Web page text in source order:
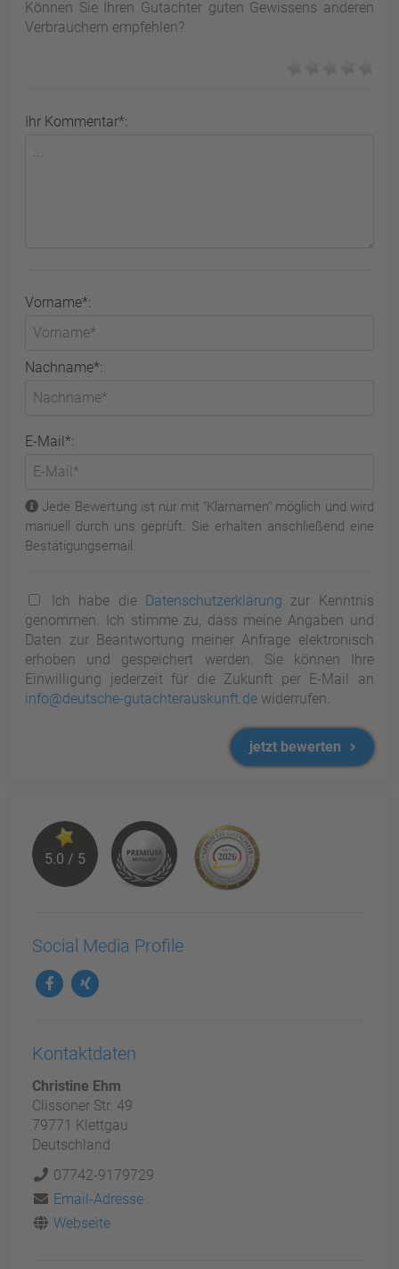
Können Sie Ihren Gutachter guten Gewissens anderen
Verbrauchern empfehlen?
Ihr Kommentar*:
Vorname*:
Nachname*:
E-Mail*:
Jede Bewertung ist nur mit "Klarnamen" möglich und wird
manuell durch uns geprüft. Sie erhalten anschließend eine
Bestätigungsemail.
Ich habe die Datenschutzerklärung zur Kenntnis
genommen. Ich stimme zu, dass meine Angaben und
Daten zur Beantwortung meiner Anfrage elektronisch
erhoben und gespeichert werden. Sie können Ihre
Einwilligung jederzeit für die Zukunft per E-Mail an
info@deutsche-gutachterauskunft.de widerrufen.
jetzt bewerten
5.0 / 5
Social Media Profile
Kontaktdaten
Christine Ehm
Clissoner Str. 49
79771 Klettgau
Deutschland
07742-9179729
Email-Adresse
Webseite